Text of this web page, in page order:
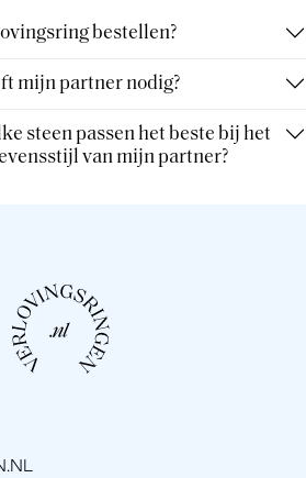
bestellen?
mijn partner nodig?
steen passen het beste bij het
van mijn partner?